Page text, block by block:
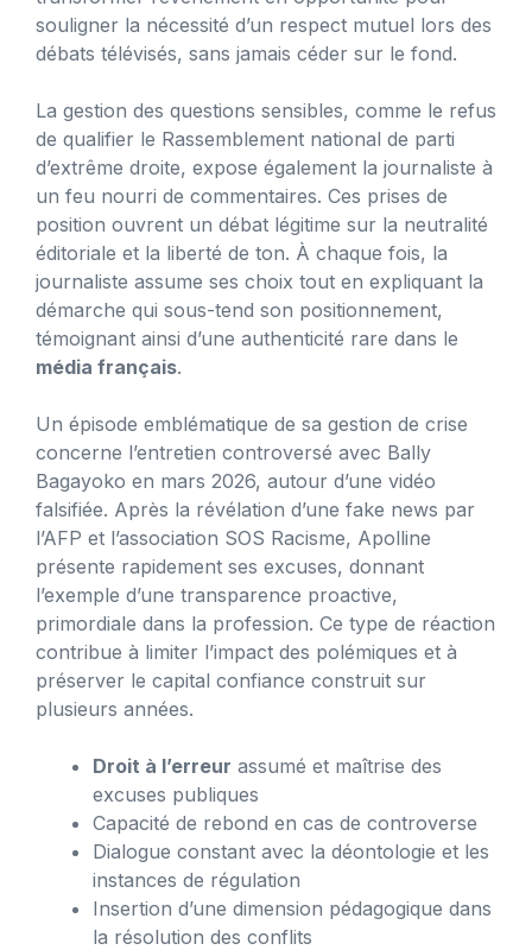
souligner la nécessité d’un respect mutuel lors des
débats télévisés, sans jamais céder sur le fond.
La gestion des questions sensibles, comme le refus
de qualifier le Rassemblement national de parti
d’extrême droite, expose également la journaliste à
un feu nourri de commentaires. Ces prises de
position ouvrent un débat légitime sur la neutralité
éditoriale et la liberté de ton. À chaque fois, la
journaliste assume ses choix tout en expliquant la
démarche qui sous-tend son positionnement,
témoignant ainsi d’une authenticité rare dans le
média français.
Un épisode emblématique de sa gestion de crise
concerne l’entretien controversé avec Bally
Bagayoko en mars 2026, autour d’une vidéo
falsifiée. Après la révélation d’une fake news par
l’AFP et l’association SOS Racisme, Apolline
présente rapidement ses excuses, donnant
l’exemple d’une transparence proactive,
primordiale dans la profession. Ce type de réaction
contribue à limiter l’impact des polémiques et à
préserver le capital confiance construit sur
plusieurs années.
Droit à l’erreur assumé et maîtrise des
excuses publiques
Capacité de rebond en cas de controverse
Dialogue constant avec la déontologie et les
instances de régulation
Insertion d’une dimension pédagogique dans
la résolution des conflits